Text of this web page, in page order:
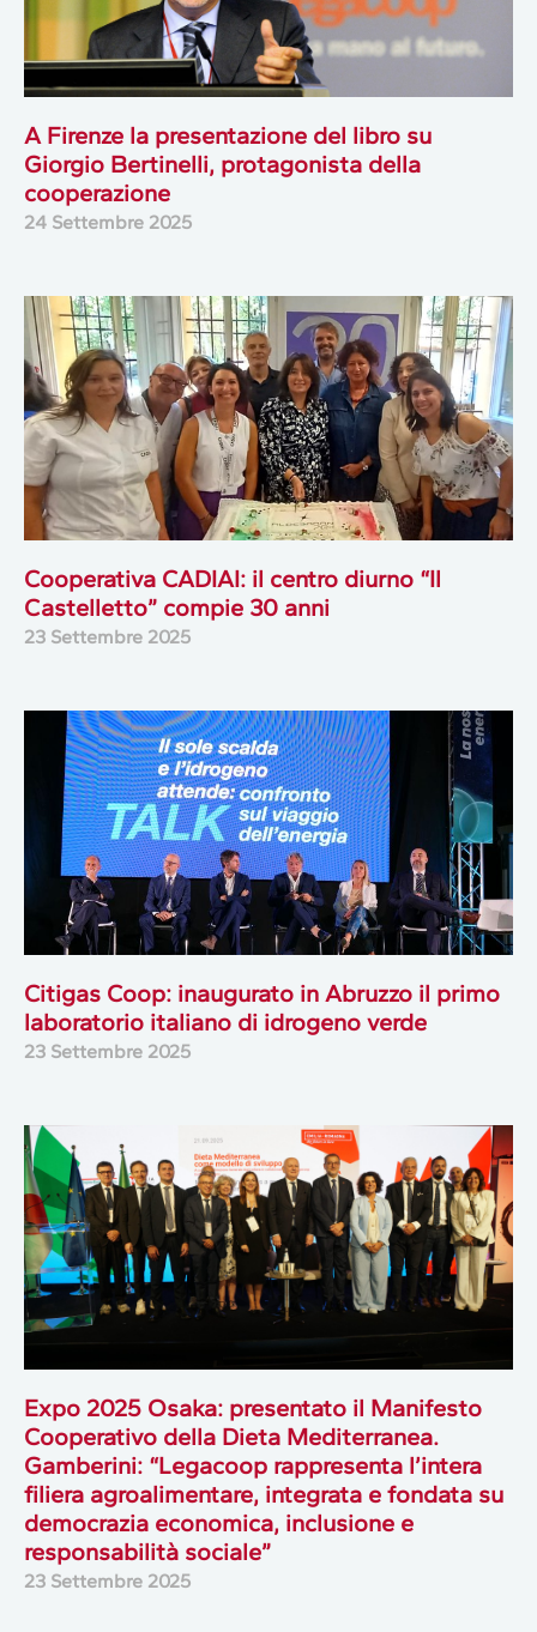
A Firenze la presentazione del libro su
Giorgio Bertinelli, protagonista della
cooperazione
24 Settembre 2025
Cooperativa CADIAI: il centro diurno “Il
Castelletto” compie 30 anni
23 Settembre 2025
Citigas Coop: inaugurato in Abruzzo il primo
laboratorio italiano di idrogeno verde
23 Settembre 2025
Expo 2025 Osaka: presentato il Manifesto
Cooperativo della Dieta Mediterranea.
Gamberini: “Legacoop rappresenta l’intera
filiera agroalimentare, integrata e fondata su
democrazia economica, inclusione e
responsabilità sociale”
23 Settembre 2025